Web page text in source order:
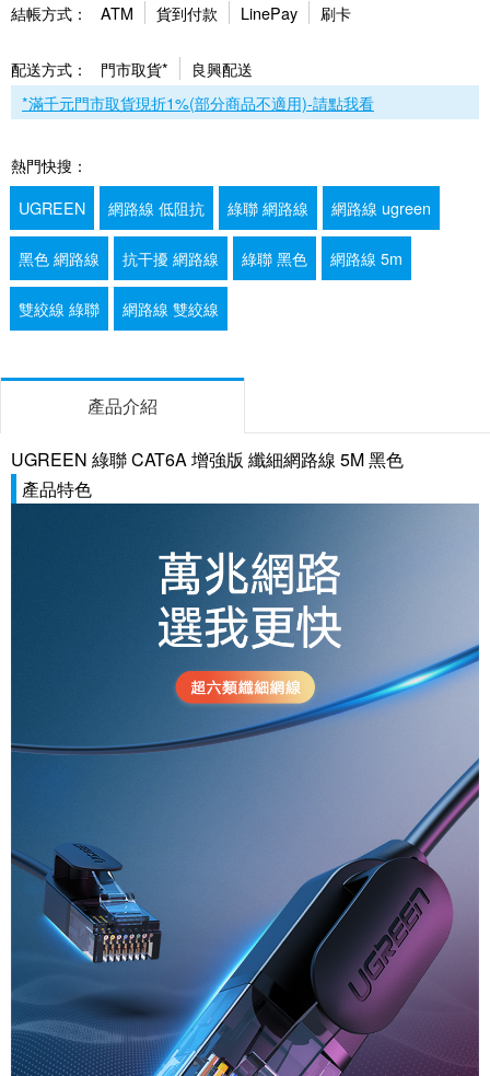
結帳方式： ATM 貨到付款 LinePay 刷卡
配送方式： 門市取貨*
良興配送
*滿千元門市取貨現折1%(部分商品不適用)-請點我看
熱門快搜：
UGREEN
網路線 低阻抗 綠聯 網路線 網路線 ugreen
黑色 網路線 抗干擾 網路線 綠聯 黑色 網路線 5m
雙絞線 綠聯 網路線 雙絞線
產品介紹
UGREEN 綠聯 CAT6A 增強版 纖細網路線 5M 黑色
產品特色